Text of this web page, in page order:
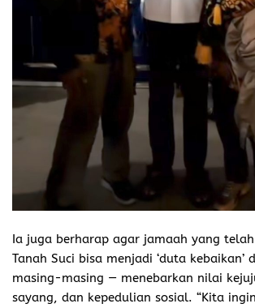
Ia juga berharap agar jamaah yang
Tanah Suci bisa menjadi ‘duta kebaikan’
masing-masing — menebarkan nilai
sayang, dan kepedulian sosial. “Kita